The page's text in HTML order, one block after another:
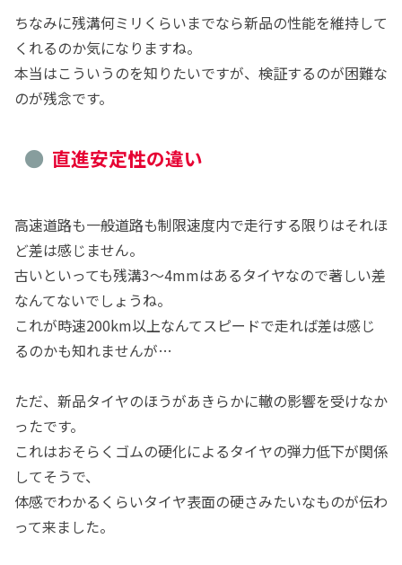
ちなみに残溝何ミリくらいまでなら新品の性能を維持して
くれるのか気になりますね。
本当はこういうのを知りたいですが、検証するのが困難な
のが残念です。
直進安定性の違い
高速道路も一般道路も制限速度内で走行する限りはそれほ
ど差は感じません。
古いといっても残溝3～4mmはあるタイヤなので著しい差
なんてないでしょうね。
これが時速200km以上なんてスピードで走れば差は感じ
るのかも知れませんが…
ただ、新品タイヤのほうがあきらかに轍の影響を受けなか
ったです。
これはおそらくゴムの硬化によるタイヤの弾力低下が関係
してそうで、
体感でわかるくらいタイヤ表面の硬さみたいなものが伝わ
って来ました。